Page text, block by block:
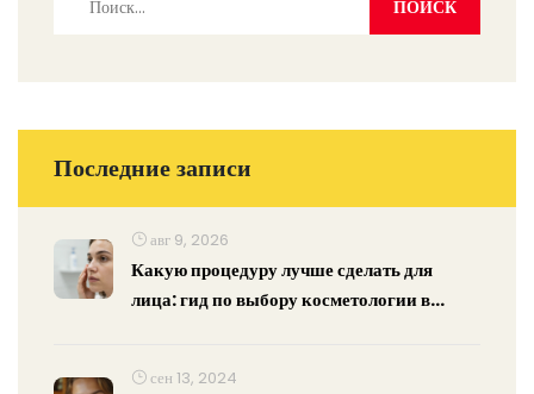
Последние записи
авг 9, 2026
Какую процедуру лучше сделать для
лица: гид по выбору косметологии в
сен 13, 2024